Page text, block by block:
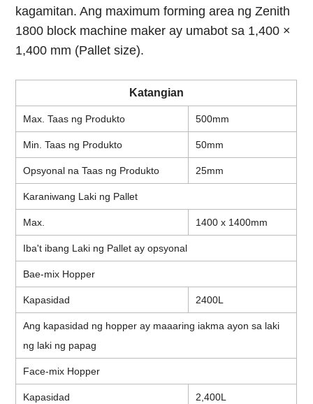
kagamitan. Ang maximum forming area ng Zenith
1800 block machine maker ay umabot sa 1,400 ×
1,400 mm (Pallet size).
Katangian
Max. Taas ng Produkto 500mm
Min. Taas ng Produkto 50mm
Opsyonal na Taas ng Produkto 25mm
Karaniwang Laki ng Pallet
Max. 1400 x 1400mm
Iba't ibang Laki ng Pallet ay opsyonal
Bae-mix Hopper
Kapasidad 2400L
Ang kapasidad ng hopper ay maaaring iakma ayon sa laki
ng laki ng papag
Face-mix Hopper
Kapasidad 2,400L